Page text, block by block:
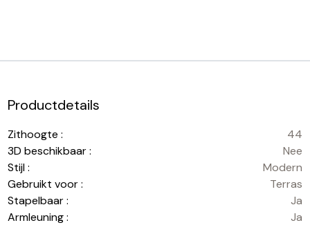
Productdetails
Zithoogte :
44
3D beschikbaar :
Nee
Stijl :
Modern
Gebruikt voor :
Terras
Stapelbaar :
Ja
Armleuning :
Ja